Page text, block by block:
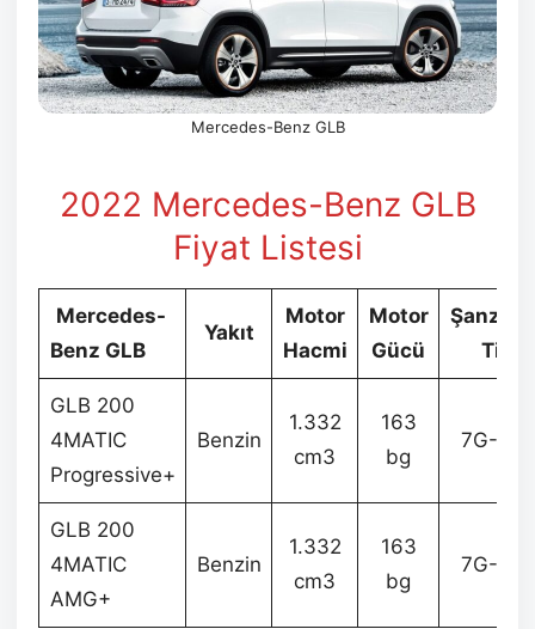
Mercedes-Benz GLB
2022 Mercedes-Benz GLB
Fiyat Listesi
Mercedes-
Benz GLB
Yakıt
Motor
Hacmi
Motor
Gücü
Tipi
GLB 200
4MATIC
Progressive+
Benzin
1.332
cm3
163
bg
7G-
GLB 200
4MATIC
AMG+
Benzin
1.332
cm3
163
bg
7G-